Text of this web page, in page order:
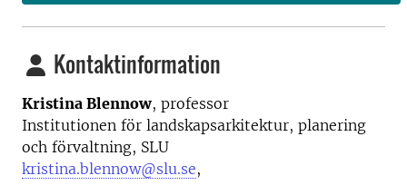
Kontaktinformation
Kristina Blennow, professor
Institutionen för landskapsarkitektur, planering
och förvaltning, SLU
kristina.blennow@slu.se,